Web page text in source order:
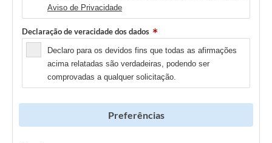
Aviso de Privacidade
Declaração de veracidade dos dados
Declaro para os devidos fins que todas as afirmações
acima relatadas são verdadeiras, podendo ser
comprovadas a qualquer solicitação.
Preferências